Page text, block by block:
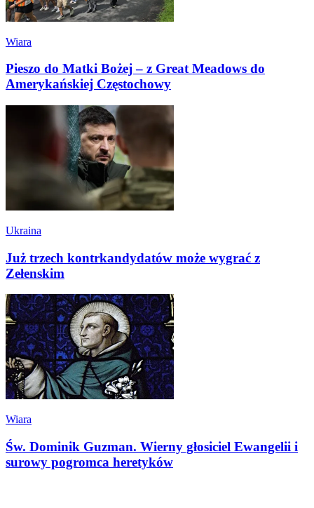
Wiara
Pieszo do Matki Bożej – z Great Meadows do
Amerykańskiej Częstochowy
Ukraina
Już trzech kontrkandydatów może wygrać z
Zełenskim
Wiara
Św. Dominik Guzman. Wierny głosiciel Ewangelii i
surowy pogromca heretyków